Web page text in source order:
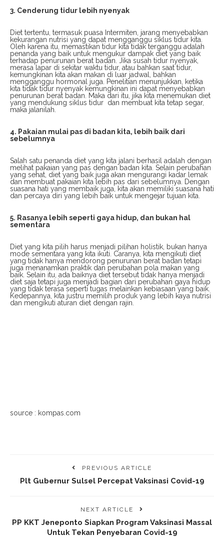
3. Cenderung tidur lebih nyenyak
Diet tertentu, termasuk puasa Intermiten, jarang menyebabkan
kekurangan nutrisi yang dapat mengganggu siklus tidur kita.
Oleh karena itu, memastikan tidur kita tidak terganggu adalah
penanda yang baik untuk mengukur dampak diet yang baik
terhadap penurunan berat badan. Jika susah tidur nyenyak,
merasa lapar di sekitar waktu tidur, atau bahkan saat tidur,
kemungkinan kita akan makan di luar jadwal, bahkan
mengganggu hormonal juga. Penelitian menunjukkan, ketika
kita tidak tidur nyenyak kemungkinan ini dapat menyebabkan
penurunan berat badan. Maka dari itu, jika kita menemukan diet
yang mendukung siklus tidur dan membuat kita tetap segar,
maka jalanilah.
4. Pakaian mulai pas di badan kita, lebih baik dari
sebelumnya
Salah satu penanda diet yang kita jalani berhasil adalah dengan
melihat pakaian yang pas dengan badan kita. Selain perubahan
yang sehat, diet yang baik juga akan mengurangi kadar lemak
dan membuat pakaian kita lebih pas dari sebelumnya. Dengan
suasana hati yang membaik juga, kita akan memiliki suasana hati
dan percaya diri yang lebih baik untuk mengejar tujuan kita.
5. Rasanya lebih seperti gaya hidup, dan bukan hal
sementara
Diet yang kita pilih harus menjadi pilihan holistik, bukan hanya
mode sementara yang kita ikuti. Caranya, kita mengikuti diet
yang tidak hanya mendorong penurunan berat badan tetapi
juga menanamkan praktik dan perubahan pola makan yang
baik. Selain itu, ada baiknya diet tersebut tidak hanya menjadi
diet saja tetapi juga menjadi bagian dari perubahan gaya hidup
yang tidak terasa seperti tugas melainkan kebiasaan yang baik.
Kedepannya, kita justru memilih produk yang lebih kaya nutrisi
dan mengikuti aturan diet dengan rajin.
source : kompas.com
PREVIOUS ARTICLE
Plt Gubernur Sulsel Percepat Vaksinasi Covid-19
NEXT ARTICLE
PP KKT Jeneponto Siapkan Program Vaksinasi Massal
Untuk Tekan Penyebaran Covid-19